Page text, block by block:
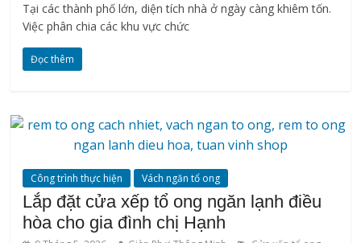
Tại các thành phố lớn, diện tích nhà ở ngày càng khiêm tốn.
Việc phân chia các khu vực chức
Đọc thêm
Công trình thực hiện Vách ngăn tổ ong
Lắp đặt cửa xếp tổ ong ngăn lạnh điều
hòa cho gia đình chị Hạnh